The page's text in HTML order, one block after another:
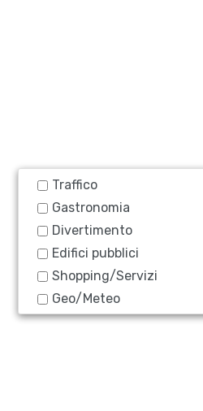
Traffico
Gastronomia
Divertimento
Edifici pubblici
Shopping/Servizi
Geo/Meteo